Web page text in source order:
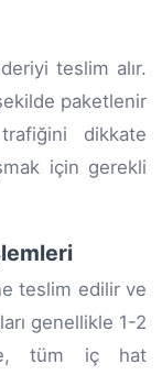
teslim alır.
paketlenir
dikkate
için gerekli
teslim edilir ve
genellikle 1-2
tüm iç hat